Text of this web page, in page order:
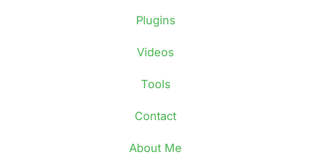
Plugins
Videos
Tools
Contact
About Me